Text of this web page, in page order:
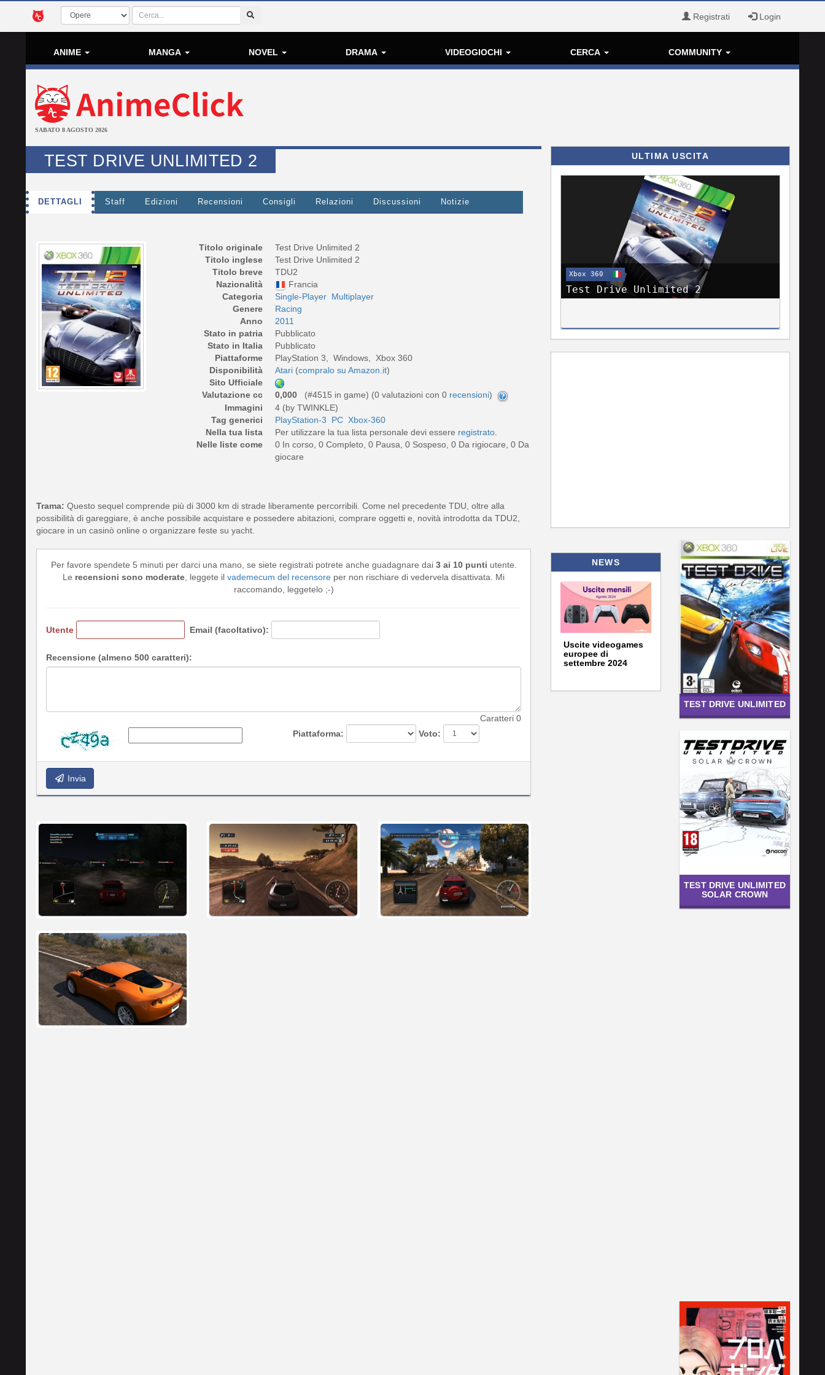
Registrati Login
ANIME MANGA NOVEL DRAMA VIDEOGIOCHI CERCA COMMUNITY
SABATO 8 AGOSTO 2026
TEST DRIVE UNLIMITED 2
DETTAGLI Staff Edizioni Recensioni Consigli Relazioni Discussioni Notizie
Titolo originale
Test Drive Unlimited 2
Titolo inglese
Test Drive Unlimited 2
Titolo breve
TDU2
Nazionalità
Francia
Categoria
Single-Player Multiplayer
Genere
Racing
Anno
2011
Stato in patria
Pubblicato
Stato in Italia
Pubblicato
Piattaforme
PlayStation 3, Windows, Xbox 360
Disponibilità
Atari (compralo su Amazon.it)
Sito Ufficiale
Valutazione cc
0,000 (#4515 in game) (0 valutazioni con 0 recensioni)
Immagini
4 (by TWINKLE)
Tag generici
PlayStation-3 PC Xbox-360
Nella tua lista
Per utilizzare la tua lista personale devi essere registrato
Nelle liste come
0 In corso, 0 Completo, 0 Pausa, 0 Sospeso, 0 Da rigiocare, 0 Da
giocare
Trama: Questo sequel comprende più di 3000 km di strade liberamente percorribili. Come nel precedente TDU, oltre alla
possibilità di gareggiare, è anche possibile acquistare e possedere abitazioni, comprare oggetti e, novità introdotta da TDU2,
giocare in un casinò online o organizzare feste su yacht.
Per favore spendete 5 minuti per darci una mano, se siete registrati potrete anche guadagnare dai 3 ai 10 punti utente.
Le recensioni sono moderate , leggete il vademecum del recensore per non rischiare di vedervela disattivata. Mi
raccomando, leggetelo ;-)
Utente Email (facoltativo):
Recensione (almeno 500 caratteri):
Caratteri 0
Piattaforma:
Voto:
Invia
ULTIMA USCITA
Xbox 360
Test Drive Unlimited 2
NEWS
Uscite videogames
europee di
settembre 2024
TEST DRIVE UNLIMITED
TEST DRIVE UNLIMITED
SOLAR CROWN